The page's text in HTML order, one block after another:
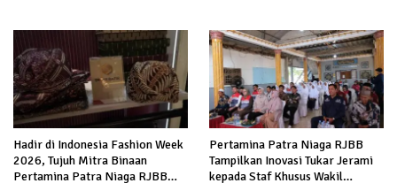
Hadir di Indonesia Fashion Week
2026, Tujuh Mitra Binaan
Pertamina Patra Niaga RJBB
Pertamina Patra Niaga RJBB
Tampilkan Inovasi Tukar Jerami
kepada Staf Khusus Wakil